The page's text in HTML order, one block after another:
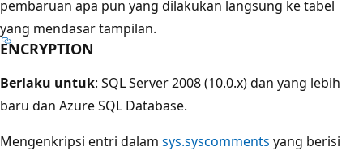
pembaruan apa pun yang dilakukan langsung ke tabel
yang mendasar tampilan.
ENCRYPTION
Berlaku untuk: SQL Server 2008 (10.0.x) dan yang lebih
baru dan Azure SQL Database.
Mengenkripsi entri dalam sys.syscomments yang berisi